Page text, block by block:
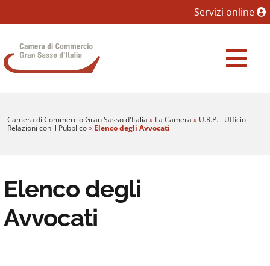
Vai al Contenuto principale della pagina
Servizi online
Camera di Commercio Gran Sasso d'Italia
Camera di Commercio Gran Sasso d'Italia » La Camera » U.R.P. - Ufficio
Relazioni con il Pubblico» Elenco degli Avvocati
Elenco degli
Avvocati